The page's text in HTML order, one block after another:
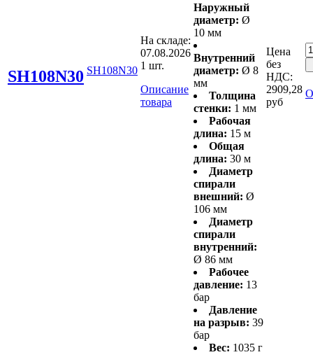
SH108N30 SH108N30
На складе:
07.08.2026
1 шт.
Описание
товара
Наружный
диаметр: Ø
10 мм
Внутренний
диаметр: Ø 8
мм
Толщина
стенки: 1 мм
Рабочая
длина: 15 м
Общая
длина: 30 м
Диаметр
спирали
внешний: Ø
106 мм
Диаметр
спирали
внутренний:
Ø 86 мм
Рабочее
давление: 13
бар
Давление
на разрыв: 39
бар
Вес: 1035 г
Цена
без
НДС:
2909,28
руб